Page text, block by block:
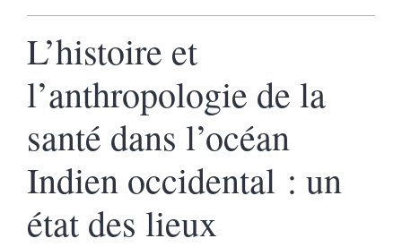
L’histoire et
l’anthropologie de la
santé dans l’océan
Indien occidental : un
état des lieux